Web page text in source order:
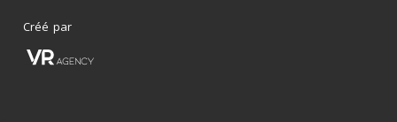
Créé par